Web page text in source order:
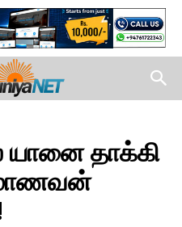
யானை தாக்கி
மாணவன்